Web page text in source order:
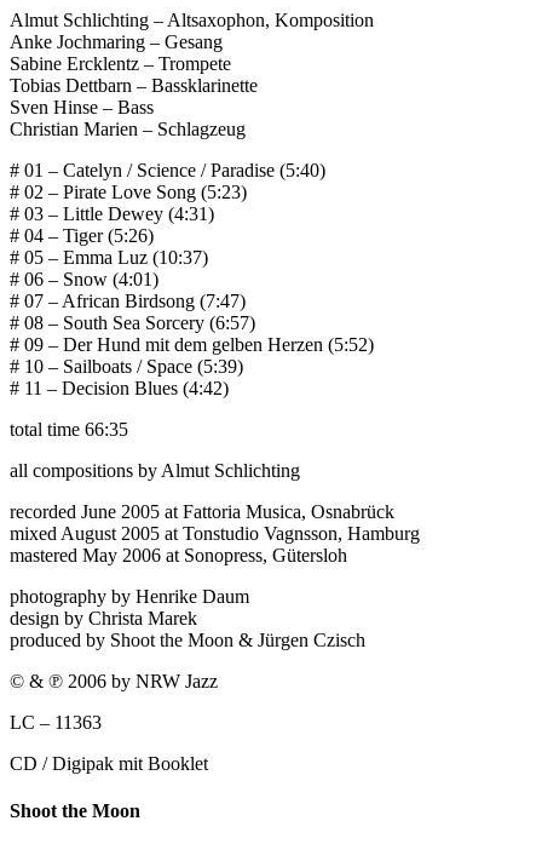
Almut Schlichting – Altsaxophon, Komposition
Anke Jochmaring – Gesang
Sabine Ercklentz – Trompete
Tobias Dettbarn – Bassklarinette
Sven Hinse – Bass
Christian Marien – Schlagzeug
# 01 – Catelyn / Science / Paradise (5:40)
# 02 – Pirate Love Song (5:23)
# 03 – Little Dewey (4:31)
# 04 – Tiger (5:26)
# 05 – Emma Luz (10:37)
# 06 – Snow (4:01)
# 07 – African Birdsong (7:47)
# 08 – South Sea Sorcery (6:57)
# 09 – Der Hund mit dem gelben Herzen (5:52)
# 10 – Sailboats / Space (5:39)
# 11 – Decision Blues (4:42)
total time 66:35
all compositions by Almut Schlichting
recorded June 2005 at Fattoria Musica, Osnabrück
mixed August 2005 at Tonstudio Vagnsson, Hamburg
mastered May 2006 at Sonopress, Gütersloh
photography by Henrike Daum
design by Christa Marek
produced by Shoot the Moon & Jürgen Czisch
© & ℗ 2006 by NRW Jazz
LC – 11363
CD / Digipak mit Booklet
Shoot the Moon